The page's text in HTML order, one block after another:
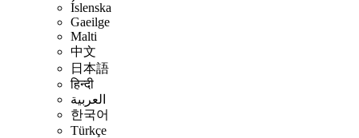
Íslenska
Gaeilge
Malti
中文
日本語
हिन्दी
العربية
한국어
Türkçe